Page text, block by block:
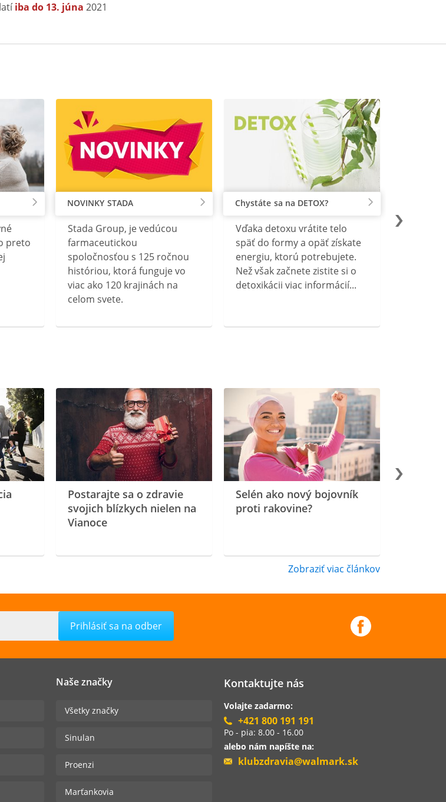
iba do 13. júna 2021​
preto
NOVINKY STADA
Stada Group, je vedúcou
farmaceutickou
spoločnosťou s 125 ročnou
históriou, ktorá funguje vo
viac ako 120 krajinách na
celom svete.
Chystáte sa na DETOX?
Vďaka detoxu vrátite telo
späť do formy a opäť získate
energiu, ktorú potrebujete.
Než však začnete zistite si o
detoxikácii viac informácií...
Postarajte sa o zdravie
svojich blízkych nielen na
Vianoce
Selén ako nový bojovník
proti rakovine?
Zobraziť viac článkov
Naše značky
Všetky značky
Sinulan
Proenzi
Marťankovia
Kontaktujte nás
Volajte zadarmo:
+421 800 191 191
Po - pia: 8.00 - 16.00
alebo nám napíšte na:
klubzdravia@walmark.sk